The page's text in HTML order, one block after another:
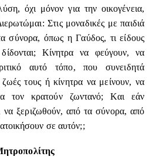
όχι μόνον για την οικογένεια,
Στις μοναδικές με παιδιά
σύνορα, όπως η Γαύδος, τι είδους
Κίνητρα να φεύγουν, να
αυτό τόπο, που συνειδητά
ζωές τους ή κίνητρα να μείνουν, να
τον κρατούν ζωντανό; Και εάν
να ξεριζωθούν, από τα σύνορα, από
σε αυτόν;;